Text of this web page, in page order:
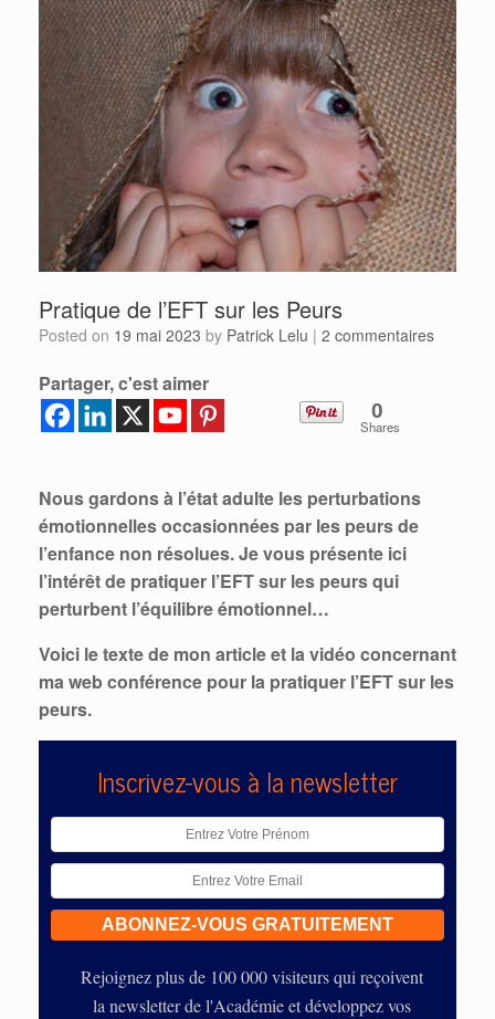
Pratique de l’EFT sur les Peurs
Posted on 19 mai 2023 by Patrick Lelu | 2 commentaires
Partager, c'est aimer
0
Shares
Nous gardons à l’état adulte les perturbations
émotionnelles occasionnées par les peurs de
l’enfance non résolues. Je vous présente ici
l’intérêt de pratiquer l’EFT sur les peurs qui
perturbent l’équilibre émotionnel…
Voici le texte de mon article et la vidéo concernant
ma web conférence pour la pratiquer l’EFT sur les
peurs.
Inscrivez-vous à la newsletter
Rejoignez plus de 100 000 visiteurs qui reçoivent
la newsletter de l'Académie et développez vos